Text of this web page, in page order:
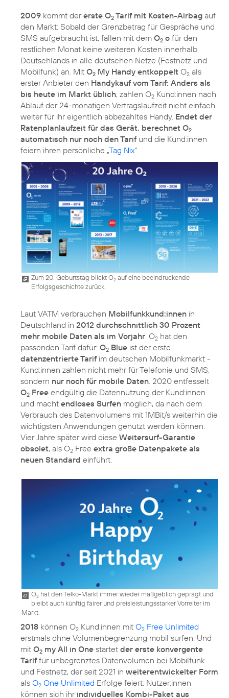
2009 kommt dererste O2 Tarif mit Kosten-Airbag auf
den Markt: Sobald der Grenzbetrag für Gespräche und
SMS aufgebraucht ist, fallen mit dem O2 o für den
restlichen Monat keine weiteren Kosten innerhalb
Deutschlands in alle deutschen Netze (Festnetz und
Mobilfunk) an. Mit O2 My Handy entkoppelt O2 als
erster Anbieter den Handykauf vom Tarif: Anders als
bis heute im Markt üblich, zahlen O2 Kund:innen nach
Ablauf der 24-monatigen Vertragslaufzeit nicht einfach
weiter für ihr eigentlich abbezahltes Handy. Endet der
Ratenplanlaufzeit für das Gerät, berechnet O2
automatisch nur noch den Tarif und die Kund:innen
feiern ihren persönliche „Tag Nix“.
Zum 20. Geburtstag blickt O2 auf eine beeindruckende
Erfolgsgeschichte zurück.
Laut VATM verbrauchen Mobilfunkkund:innen in
Deutschland in 2012 durchschnittlich 30 Prozent
mehr mobile Daten als im Vorjahr . O2 hat den
passenden Tarif dafür: O2 Blue ist der erste
datenzentrierte Tarif im deutschen Mobilfunkmarkt -
Kund:innen zahlen nicht mehr für Telefonie und SMS,
sondern nur noch für mobile Daten . 2020 entfesselt
O2 Free endgültig die Datennutzung der Kund:innen
und macht endloses Surfen möglich, da nach dem
Verbrauch des Datenvolumens mit 1MBit/s weiterhin die
wichtigsten Anwendungen genutzt werden können.
Vier Jahre später wird diese Weitersurf-Garantie
obsolet, als O2 Free extra große Datenpakete als
neuen Standard einführt.
O2 hat den Telko-Markt immer wieder maßgeblich geprägt und
bleibt auch künftig fairer und preisleistungsstarker Vorreiter im
Markt.
2018 können O2 Kund:innen mit O2 Free Unlimited
erstmals ohne Volumenbegrenzung mobil surfen. Und
mit O2 my All in One startet der erste konvergente
Tarif für unbegrenztes Datenvolumen bei Mobilfunk
und Festnetz, der seit 2021 in weiterentwickelter Form
als O2 One Unlimited Erfolge feiert: Nutzer:innen
können sich ihr individuelles Kombi-Paket aus